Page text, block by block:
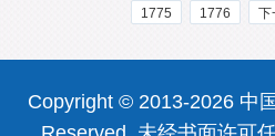
1775
1776 下
Copyright © 2013-2026 中